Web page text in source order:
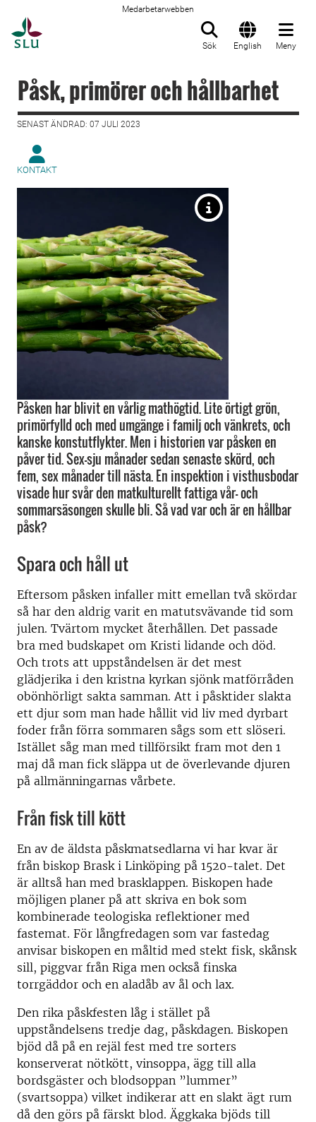
Medarbetarwebben
Sök English Meny
Påsk, primörer och hållbarhet
SENAST ÄNDRAD: 07 JULI 2023
KONTAKT
Påsken har blivit en vårlig mathögtid. Lite örtigt grön,
primörfylld och med umgänge i familj och vänkrets, och
kanske konstutflykter. Men i historien var påsken en
påver tid. Sex-sju månader sedan senaste skörd, och
fem, sex månader till nästa. En inspektion i visthusbodar
visade hur svår den matkulturellt fattiga vår- och
sommarsäsongen skulle bli. Så vad var och är en hållbar
påsk?
Spara och håll ut
Eftersom påsken infaller mitt emellan två skördar
så har den aldrig varit en matutsvävande tid som
julen. Tvärtom mycket återhållen. Det passade
bra med budskapet om Kristi lidande och död.
Och trots att uppståndelsen är det mest
glädjerika i den kristna kyrkan sjönk matförråden
obönhörligt sakta samman. Att i påsktider slakta
ett djur som man hade hållit vid liv med dyrbart
foder från förra sommaren sågs som ett slöseri.
Istället såg man med tillförsikt fram mot den 1
maj då man fick släppa ut de överlevande djuren
på allmänningarnas vårbete.
Från fisk till kött
En av de äldsta påskmatsedlarna vi har kvar är
från biskop Brask i Linköping på 1520-talet. Det
är alltså han med brasklappen. Biskopen hade
möjligen planer på att skriva en bok som
kombinerade teologiska reflektioner med
fastemat. För långfredagen som var fastedag
anvisar biskopen en måltid med stekt fisk, skånsk
sill, piggvar från Riga men också finska
torrgäddor och en aladåb av ål och lax.
Den rika påskfesten låg i stället på
uppståndelsens tredje dag, påskdagen. Biskopen
bjöd då på en rejäl fest med tre sorters
konserverat nötkött, vinsoppa, ägg till alla
bordsgäster och blodsoppan ”lummer”
(svartsoppa) vilket indikerar att en slakt ägt rum
då den görs på färskt blod. Äggkaka bjöds till